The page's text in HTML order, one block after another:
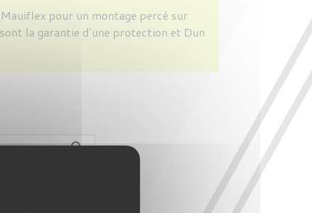
pour un montage percé sur
la garantie d'une protection et Dun
